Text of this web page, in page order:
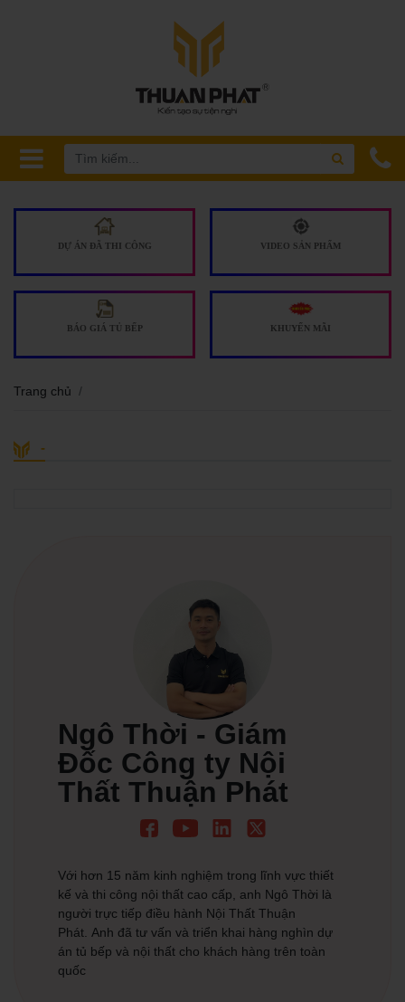
DỰ ÁN ĐÃ THI CÔNG VIDEO SẢN PHẨM
BÁO GIÁ TỦ BẾP KHUYẾN MÃI
Trang chủ
-
Ngô Thời - Giám
Đốc Công ty Nội
Thất Thuận Phát
Với hơn 15 năm kinh nghiệm trong lĩnh vực thiết
kế và thi công nội thất cao cấp, anh Ngô Thời là
người trực tiếp điều hành Nội Thất Thuận
Phát. Anh đã tư vấn và triển khai hàng nghìn dự
án tủ bếp và nội thất cho khách hàng trên toàn
quốc